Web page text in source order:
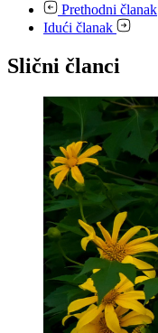
Prethodni članak
Idući članak
Slični članci